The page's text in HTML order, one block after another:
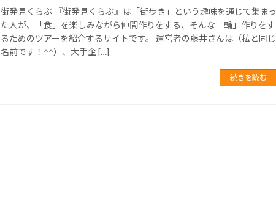
街発見くらぶ 『街発見くらぶ』は「街歩き」という趣味を通じて集まっ
た人が、「食」を楽しみながら仲間作りをする、そんな「輪」作りをす
るためのツアーを紹介するサイトです。 運営者の藤井さんは（私と同じ
名前です！^^）、大手企 […]
続きを読む